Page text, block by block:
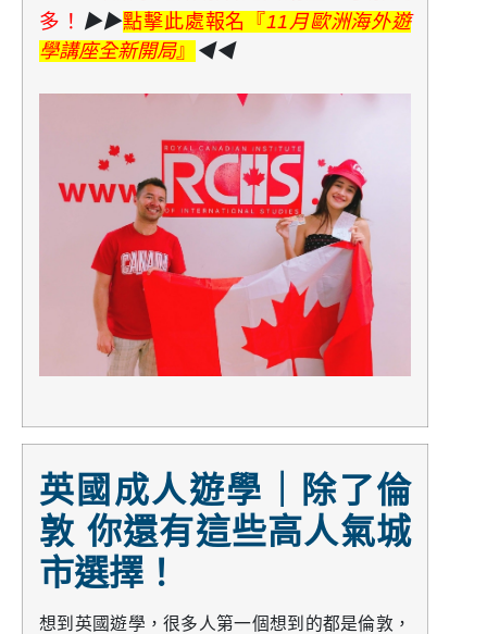
多！ ▶▶點擊此處報名『11月歐洲海外遊
學講座全新開局』 ◀◀
英國成人遊學｜除了倫
敦 你還有這些高人氣城
市選擇！
想到英國遊學，很多人第一個想到的都是倫敦，